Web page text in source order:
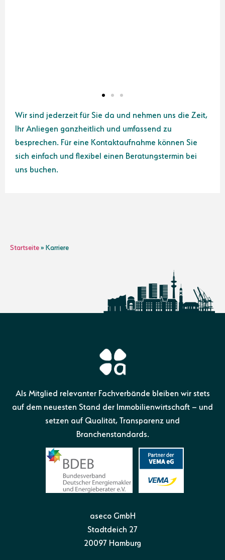
Wir sind jederzeit für Sie da und nehmen uns die Zeit,
Ihr Anliegen ganzheitlich und umfassend zu
besprechen. Für eine Kontaktaufnahme können Sie
sich einfach und flexibel einen Beratungstermin bei
uns buchen.
Startseite» Karriere
Als Mitglied relevanter Fachverbände bleiben wir stets
auf dem neuesten Stand der Immobilienwirtschaft – und
setzen auf Qualität, Transparenz und
Branchenstandards.
aseco GmbH
Stadtdeich 27
20097 Hamburg